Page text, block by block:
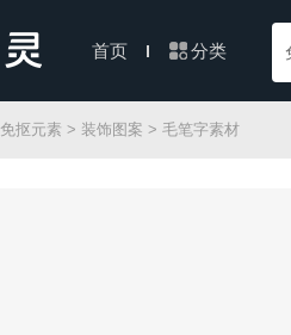
首页 分类
免抠元素 > 装饰图案 > 毛笔字素材